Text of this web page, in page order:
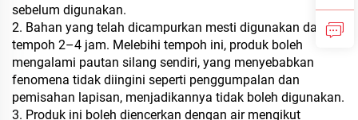
sebelum digunakan.
2. Bahan yang telah dicampurkan mesti digunakan dalam
tempoh 2–4 jam. Melebihi tempoh ini, produk boleh
mengalami pautan silang sendiri, yang menyebabkan
fenomena tidak diingini seperti penggumpalan dan
pemisahan lapisan, menjadikannya tidak boleh digunakan.
3. Produk ini boleh diencerkan dengan air mengikut